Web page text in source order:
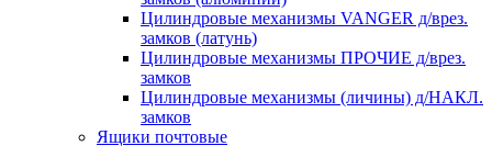
Цилиндровые механизмы VANGER д/врез.
замков (латунь)
Цилиндровые механизмы ПРОЧИЕ д/врез.
замков
Цилиндровые механизмы (личины) д/НАКЛ.
замков
Ящики почтовые